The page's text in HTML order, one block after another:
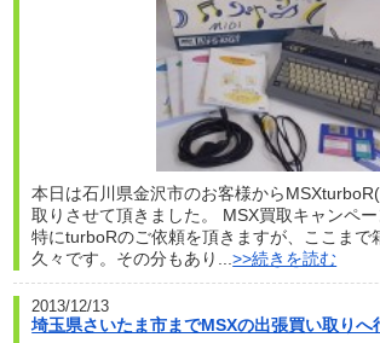
本日は石川県金沢市のお客様から
取りさせて頂きました。 MSX買取キャンペ
特にturboRのご依頼を頂きますが、ここまで
久々です。その分もあり...>>続きを読む
2013/12/13
埼玉県さいたま市までMSXの出張買い取りへ